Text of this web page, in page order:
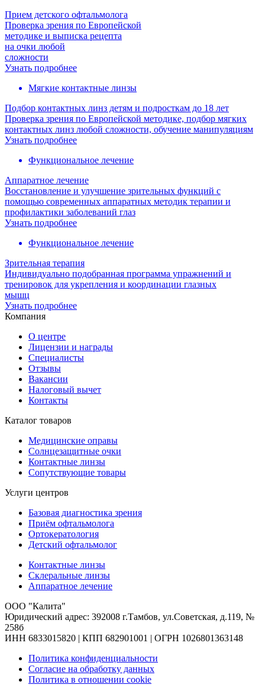
Прием детского офтальмолога
Проверка зрения по Европейской
методике и выписка рецепта
на очки любой
сложности
Узнать подробнее
Мягкие контактные линзы
Подбор контактных линз детям и подросткам до 18 лет
Проверка зрения по Европейской методике, подбор мягких
контактных линз любой сложности, обучение манипуляциям
Узнать подробнее
Функциональное лечение
Аппаратное лечение
Восстановление и улучшение зрительных функций с
помощью современных аппаратных методик терапии и
профилактики заболеваний глаз
Узнать подробнее
Функциональное лечение
Зрительная терапия
Индивидуально подобранная программа упражнений и
тренировок для укрепления и координации глазных
мышц
Узнать подробнее
Компания
О центре
Лицензии и награды
Специалисты
Отзывы
Вакансии
Налоговый вычет
Контакты
Каталог товаров
Медицинские оправы
Солнцезащитные очки
Контактные линзы
Сопутствующие товары
Услуги центров
Базовая диагностика зрения
Приём офтальмолога
Ортокератология
Детский офтальмолог
Контактные линзы
Склеральные линзы
Аппаратное лечение
ООО "Калита"
Юридический адрес: 392008 г.Тамбов, ул.Советская, д.119, №
258б
ИНН 6833015820 | КПП 682901001 | ОГРН 1026801363148
Политика конфиденциальности
Согласие на обработку данных
Политика в отношении cookie